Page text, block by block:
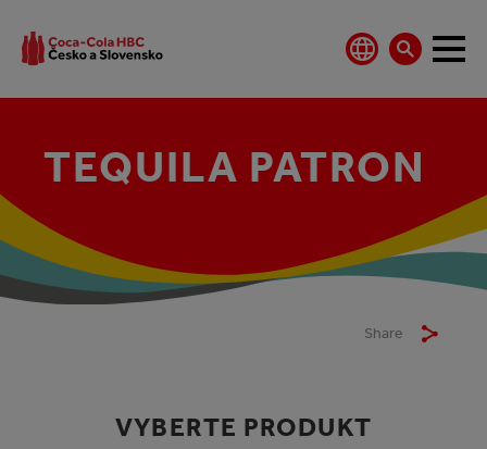
TEQUILA PATRON
Share
VYBERTE PRODUKT